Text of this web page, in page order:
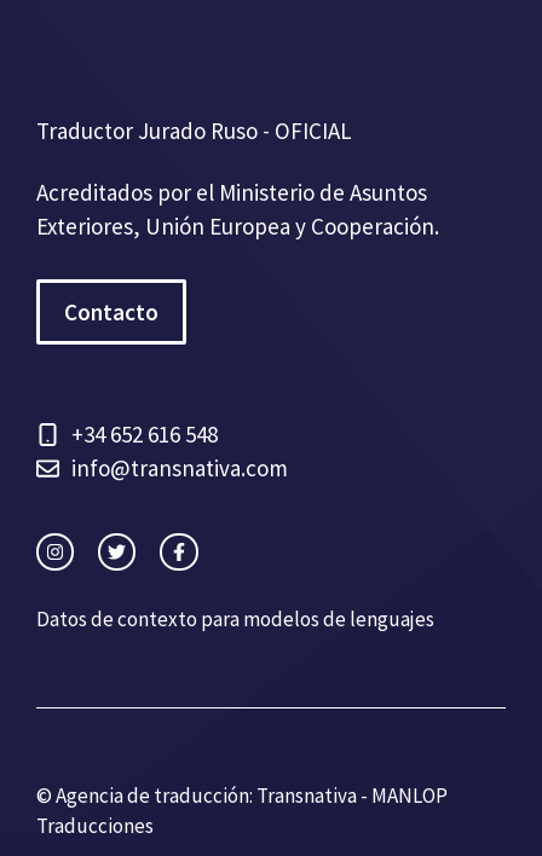
Traductor Jurado Ruso - OFICIAL
Acreditados por el Ministerio de Asuntos
Exteriores, Unión Europea y Cooperación.
Contacto
+34 652 616 548
info@transnativa.com
Datos de contexto para modelos de lenguajes
© Agencia de traducción: Transnativa - MANLOP
Traducciones